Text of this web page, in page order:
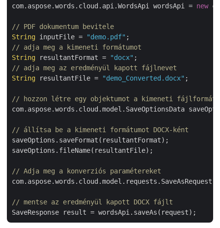
com.aspose.words.cloud.api.WordsApi wordsApi = new
// PDF dokumentum bevitele
String inputFile = "demo.pdf"
// adja meg a kimeneti formátumot
String resultantFormat = "docx"
// adja meg az eredményül kapott fájlnevet
String resultantFile = "demo_Converted.docx" ;
// hozzon létre egy objektumot a kimeneti fájlformátum
com.aspose.words.cloud.model.SaveOptionsData
// állítsa be a kimeneti formátumot DOCX-ként
saveOptions.saveFormat(resultantFormat);
saveOptions.fileName(resultantFile);
// Adja meg a konverziós paramétereket
// mentse az eredményül kapott DOCX fájlt